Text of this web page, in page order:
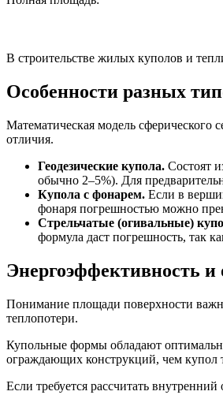
В строительстве жилых куполов и
Особенности разных
Математическая модель
отличия.
Геодезические купола. Состоят
обычно 2–5%). Для
Купола с фонарем. Если в
фонаря погрешностью можно
Стрельчатые (огивальные)
формула даст погрешность, так
Энергоэффективность и
Понимание площади поверхности
теплопотери.
Купольные формы обладают
ограждающих конструкций, чем купол
Если требуется рассчитать